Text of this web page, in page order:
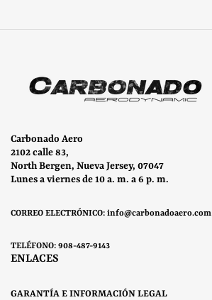
Carbonado Aero
2102 calle 83,
North Bergen, Nueva Jersey, 07047
Lunes a viernes de 10 a. m. a 6 p. m.
CORREO ELECTRÓNICO: info@carbonadoaero.com
TELÉFONO: 908-487-9143
ENLACES
GARANTÍA E INFORMACIÓN LEGAL